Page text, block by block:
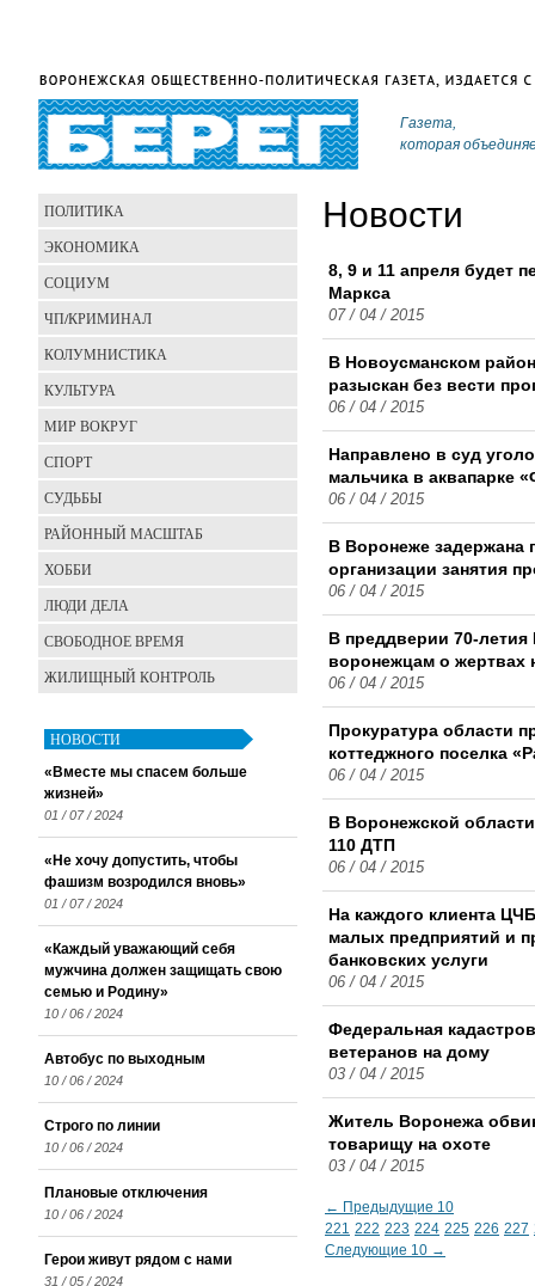
Газета,
которая
Новости
8, 9 и 11 апреля будет
Маркса
07 / 04 / 2015
В Новоусманском
разыскан без вести
06 / 04 / 2015
Направлено в суд
мальчика в аквапарке
06 / 04 / 2015
В Воронеже задержана
организации занятия
06 / 04 / 2015
В преддверии 70-
воронежцам о жертвах
06 / 04 / 2015
Прокуратура области
коттеджного поселка
06 / 04 / 2015
В Воронежской
110 ДТП
06 / 04 / 2015
На каждого клиента
малых предприятий и
банковских услуги
06 / 04 / 2015
Федеральная
ветеранов на дому
03 / 04 / 2015
Житель Воронежа
товарищу на охоте
03 / 04 / 2015
← Предыдущие 10
221 222 223 224 225 226 227
Следующие 10 →
ПОЛИТИКА
ЭКОНОМИКА
СОЦИУМ
ЧП/КРИМИНАЛ
КОЛУМНИСТИКА
КУЛЬТУРА
МИР ВОКРУГ
СПОРТ
СУДЬБЫ
РАЙОННЫЙ МАСШТАБ
ХОББИ
ЛЮДИ ДЕЛА
СВОБОДНОЕ ВРЕМЯ
ЖИЛИЩНЫЙ КОНТРОЛЬ
НОВОСТИ
«Вместе мы спасем больше
жизней»
01 / 07 / 2024
«Не хочу допустить, чтобы
фашизм возродился вновь»
01 / 07 / 2024
«Каждый уважающий себя
мужчина должен защищать свою
семью и Родину»
10 / 06 / 2024
Автобус по выходным
10 / 06 / 2024
Строго по линии
10 / 06 / 2024
Плановые отключения
10 / 06 / 2024
Герои живут рядом с нами
31 / 05 / 2024